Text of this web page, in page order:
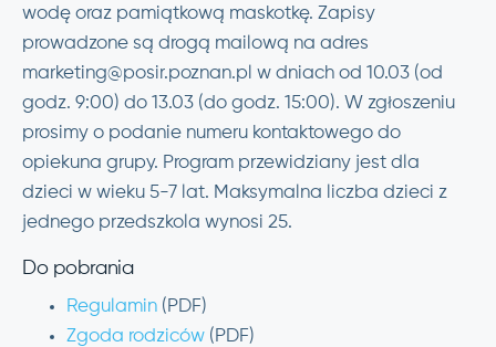
wodę oraz pamiątkową maskotkę. Zapisy
prowadzone są drogą mailową na adres
marketing@posir.poznan.pl w dniach od 10.03 (od
godz. 9:00) do 13.03 (do godz. 15:00). W zgłoszeniu
prosimy o podanie numeru kontaktowego do
opiekuna grupy. Program przewidziany jest dla
dzieci w wieku 5-7 lat. Maksymalna liczba dzieci z
jednego przedszkola wynosi 25.
Do pobrania
Regulamin (PDF)
Zgoda rodziców (PDF)